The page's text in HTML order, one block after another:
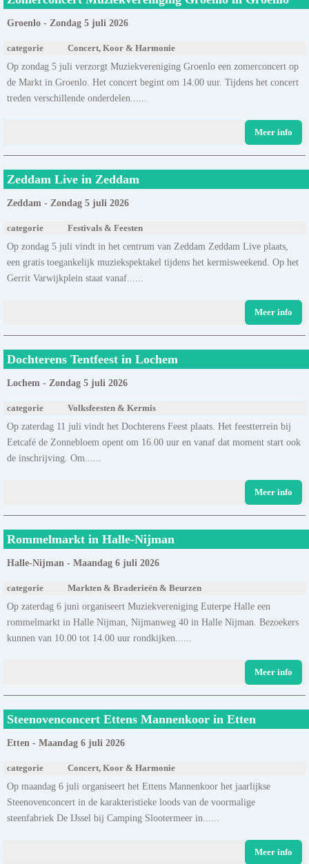
Groenlo - Zondag 5 juli 2026
categorie Concert, Koor & Harmonie
Op zondag 5 juli verzorgt Muziekvereniging Groenlo een zomerconcert op
de Markt in Groenlo. Het concert begint om 14.00 uur. Tijdens het concert
treden verschillende onderdelen......
Meer info
Zeddam Live in Zeddam
Zeddam - Zondag 5 juli 2026
categorie Festivals & Feesten
Op zondag 5 juli vindt in het centrum van Zeddam Zeddam Live plaats,
een gratis toegankelijk muziekspektakel tijdens het kermisweekend. Op het
Gerrit Varwijkplein staat vanaf......
Meer info
Dochterens Tentfeest in Lochem
Lochem - Zondag 5 juli 2026
categorie Volksfeesten & Kermis
Op zaterdag 11 juli vindt het Dochterens Feest plaats. Het feestterrein bij
Eetcafé de Zonnebloem opent om 16.00 uur en vanaf dat moment start ook
de inschrijving. Om......
Meer info
Rommelmarkt in Halle-Nijman
Halle-Nijman - Maandag 6 juli 2026
categorie Markten & Braderieën & Beurzen
Op zaterdag 6 juni organiseert Muziekvereniging Euterpe Halle een
rommelmarkt in Halle Nijman, Nijmanweg 40 in Halle Nijman. Bezoekers
kunnen van 10.00 tot 14.00 uur rondkijken......
Meer info
Steenovenconcert Ettens Mannenkoor in Etten
Etten - Maandag 6 juli 2026
categorie Concert, Koor & Harmonie
Op maandag 6 juli organiseert het Ettens Mannenkoor het jaarlijkse
Steenovenconcert in de karakteristieke loods van de voormalige
steenfabriek De IJssel bij Camping Slootermeer in......
Meer info